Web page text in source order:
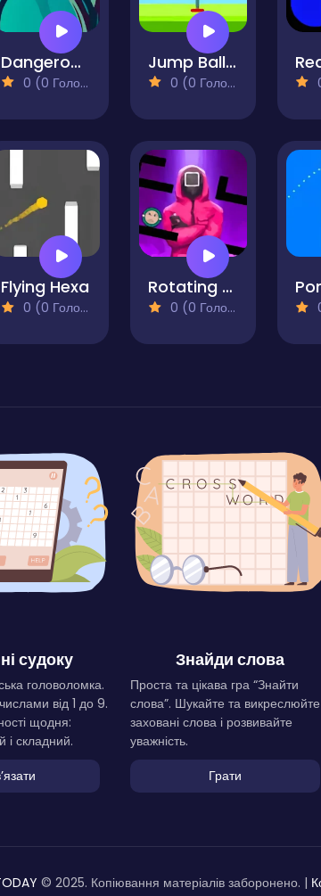
Dangerous Circle Online
0 (0 Голосів)
Jump Ball 2023
0 (0 Голосів)
Flying Hexa
0 (0 Голосів)
Rotating Squid
0 (0 Голосів)
судоку
головоломка.
від 1 до 9.
щодня:
і складний.
Знайди слова
Проста та цікава гра “Знайти
слова”. Шукайте та викреслюйте
заховані слова і розвивайте
уважність.
Грати
© 2025. Копіювання матеріалів заборонено. |